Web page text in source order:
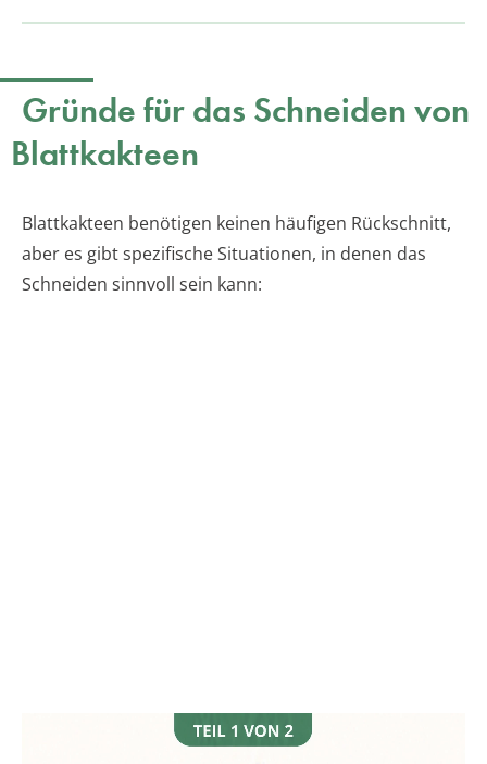
Gründe für das Schneiden von
Blattkakteen
Blattkakteen benötigen keinen häufigen Rückschnitt,
aber es gibt spezifische Situationen, in denen das
Schneiden sinnvoll sein kann: